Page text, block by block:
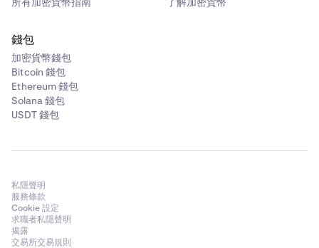
錢包
加密貨幣錢包
Bitcoin 錢包
Ethereum 錢包
Solana 錢包
USDT 錢包
私隱聲明
服務條款
Cookie 設定
求職者私隱聲明
揭露
交易所交易規則